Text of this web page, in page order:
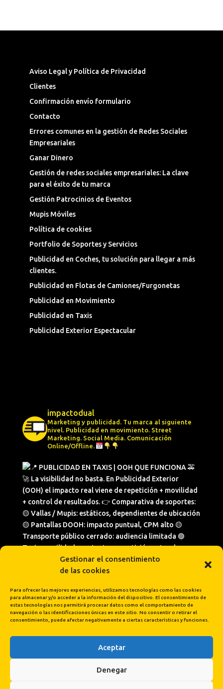
Gestionar el consentimiento
de las cookies
Para ofrecer las mejores experiencias, utilizamos tecnologías como las cookies
para almacenar y/o acceder a la información del dispositivo. El consentimiento de
estas tecnologías nos permitirá procesar datos como el comportamiento de
navegación o las identificaciones únicas en este sitio. No consentir o retirar el
consentimiento, puede afectar negativamente a ciertas características y funciones.
Aceptar
Denegar
Aviso Legal y Política de Privacidad
Clientes
Confirmación envío formulario
Contacto
Errores comunes en la gestión de Redes Sociales
Empresariales
Ganar Dinero
Gestión de redes sociales empresariales: La clave
para el éxito de tu marca
Gestión Patrocinios de Eventos
Mupis Móviles
Política de cookies
Portfolio de Soportes y Servicios
Publicidad en Coches, tu solución para llegar a más
clientes.
Publicidad en Flotas de Camiones/Furgonetas
Publicidad en Movimiento
Publicidad en Taxis
Publicidad Exterior Espectacular
impactodual
Marketing y publicidad. Tu marca al siguiente
nivel. Publicidad en movimiento. Street
Marketing. Social Media. Comunicación
Online/Offline.
Cargar más... Síguenos en Instagram